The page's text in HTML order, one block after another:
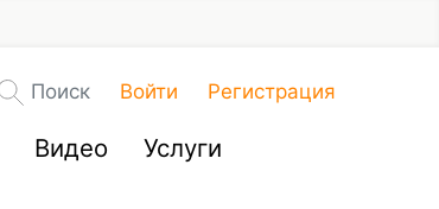
Поиск Войти Регистрация
Видео Услуги